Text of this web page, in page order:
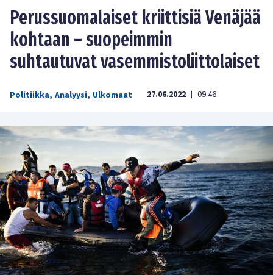
Perussuomalaiset kriittisiä Venäjää
kohtaan – suopeimmin
suhtautuvat vasemmistoliittolaiset
Politiikka, Analyysi, Ulkomaat 27.06.2022 | 09:46